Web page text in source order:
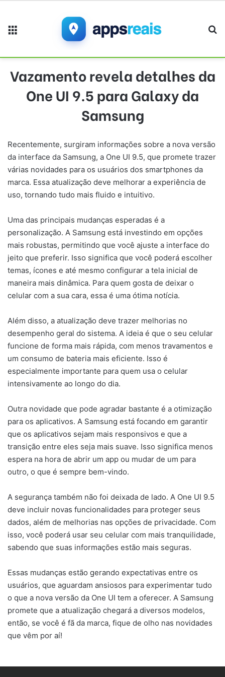
Vazamento revela detalhes da
One UI 9.5 para Galaxy da
Samsung
Recentemente, surgiram informações sobre a nova versão
da interface da Samsung, a One UI 9.5, que promete trazer
várias novidades para os usuários dos smartphones da
marca. Essa atualização deve melhorar a experiência de
uso, tornando tudo mais fluido e intuitivo.
Uma das principais mudanças esperadas é a
personalização. A Samsung está investindo em opções
mais robustas, permitindo que você ajuste a interface do
jeito que preferir. Isso significa que você poderá escolher
temas, ícones e até mesmo configurar a tela inicial de
maneira mais dinâmica. Para quem gosta de deixar o
celular com a sua cara, essa é uma ótima notícia.
Além disso, a atualização deve trazer melhorias no
desempenho geral do sistema. A ideia é que o seu celular
funcione de forma mais rápida, com menos travamentos e
um consumo de bateria mais eficiente. Isso é
especialmente importante para quem usa o celular
intensivamente ao longo do dia.
Outra novidade que pode agradar bastante é a otimização
para os aplicativos. A Samsung está focando em garantir
que os aplicativos sejam mais responsivos e que a
transição entre eles seja mais suave. Isso significa menos
espera na hora de abrir um app ou mudar de um para
outro, o que é sempre bem-vindo.
A segurança também não foi deixada de lado. A One UI 9.5
deve incluir novas funcionalidades para proteger seus
dados, além de melhorias nas opções de privacidade. Com
isso, você poderá usar seu celular com mais tranquilidade,
sabendo que suas informações estão mais seguras.
Essas mudanças estão gerando expectativas entre os
usuários, que aguardam ansiosos para experimentar tudo
o que a nova versão da One UI tem a oferecer. A Samsung
promete que a atualização chegará a diversos modelos,
então, se você é fã da marca, fique de olho nas novidades
que vêm por aí!